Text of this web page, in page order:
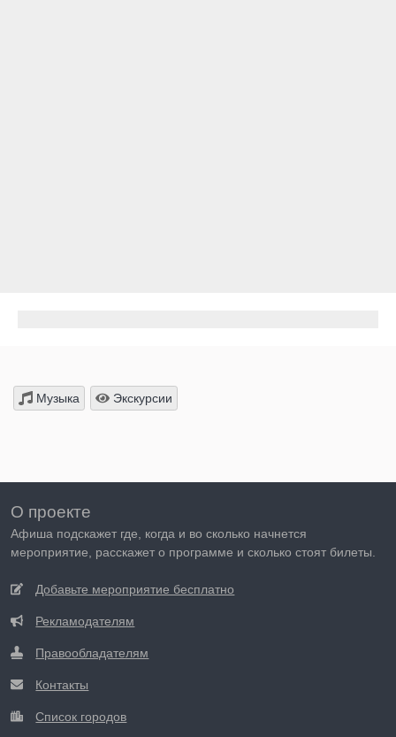
Музыка Экскурсии
О проекте
Афиша подскажет где, когда и во сколько начнется
мероприятие, расскажет о программе и сколько стоят билеты.
Добавьте мероприятие бесплатно
Рекламодателям
Правообладателям
Контакты
Список городов